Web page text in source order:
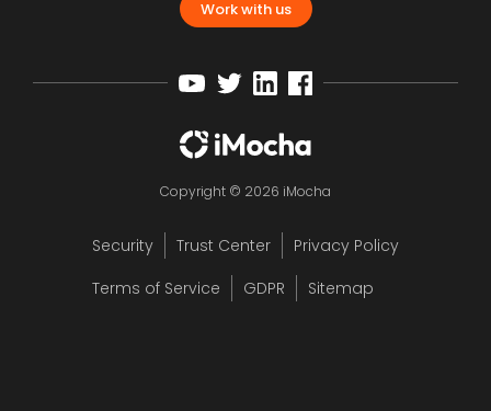
Work with us
Copyright © 2026 iMocha
Security Trust Center
Privacy Policy
Terms of Service
GDPR Sitemap